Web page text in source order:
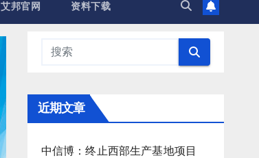
艾邦官网 资料下载
近期文章
中信博：终止西部生产基地项目